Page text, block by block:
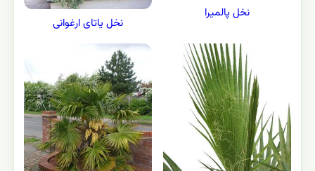
نخل پالمیرا
نخل یاتای ارغوانی